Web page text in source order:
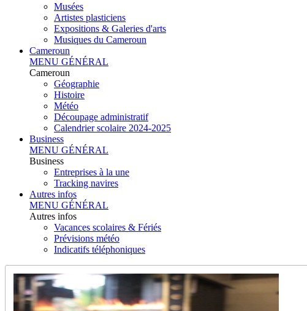
Musées
Artistes plasticiens
Expositions & Galeries d'arts
Musiques du Cameroun
Cameroun
MENU GÉNÉRAL
Cameroun
Géographie
Histoire
Météo
Découpage administratif
Calendrier scolaire 2024-2025
Business
MENU GÉNÉRAL
Business
Entreprises à la une
Tracking navires
Autres infos
MENU GÉNÉRAL
Autres infos
Vacances scolaires & Fériés
Prévisions météo
Indicatifs téléphoniques